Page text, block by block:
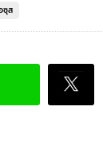
ซุส